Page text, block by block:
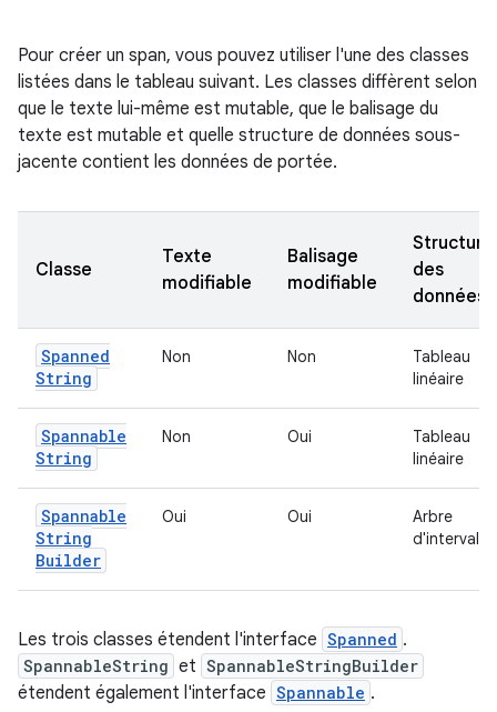
Pour créer un span, vous pouvez utiliser l'une des classes
listées dans le tableau suivant. Les classes diffèrent selon
que le texte lui-même est mutable, que le balisage du
texte est mutable et quelle structure de données sous-
jacente contient les données de portée.
Classe
Texte
modifiable
Balisage
modifiable
Structure
des
données
Spanned
String
Non Non
Tableau
linéaire
Spannable
String
Non Oui
Tableau
linéaire
Spannable
String
Builder
Oui Oui
Arbre
Les trois classes étendent l'interface Spanned .
SpannableString et SpannableStringBuilder
étendent également l'interface Spannable .